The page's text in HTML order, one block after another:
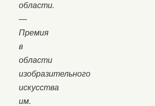
области.
—
Премия
в
области
изобразительного
искусства
им.